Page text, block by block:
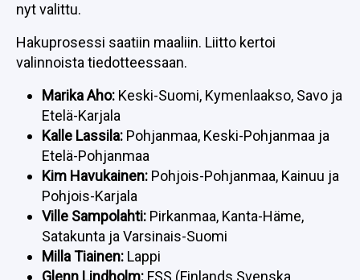
nyt valittu.
Hakuprosessi saatiin maaliin. Liitto kertoi
valinnoista tiedotteessaan.
Marika Aho: Keski-Suomi, Kymenlaakso, Savo ja
Etelä-Karjala
Kalle Lassila: Pohjanmaa, Keski-Pohjanmaa ja
Etelä-Pohjanmaa
Kim Havukainen: Pohjois-Pohjanmaa, Kainuu ja
Pohjois-Karjala
Ville Sampolahti: Pirkanmaa, Kanta-Häme,
Satakunta ja Varsinais-Suomi
Milla Tiainen: Lappi
Glenn Lindholm: FSS (Finlands Svenska